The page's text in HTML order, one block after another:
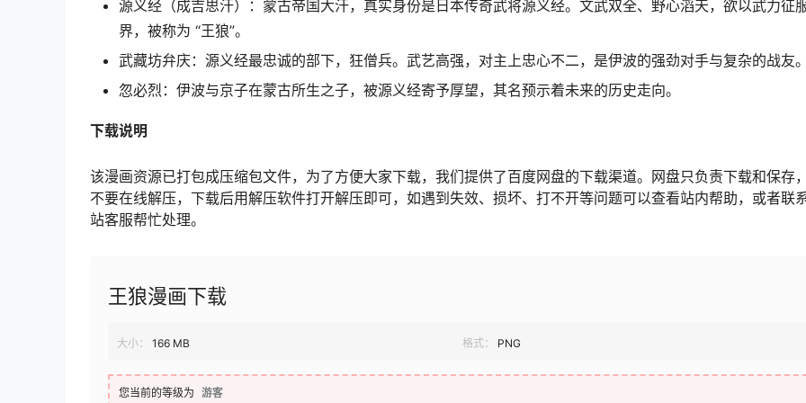
源义经（成吉思汗）：蒙古帝国大汗，真实身份是日本传奇武将源义经。文武双全、野心滔天，欲以武力征
界，被称为 “王狼”。
武藏坊弁庆：源义经最忠诚的部下，狂僧兵。武艺高强，对主上忠心不二，是伊波的强劲对手与复杂的战友。
忽必烈：伊波与京子在蒙古所生之子，被源义经寄予厚望，其名预示着未来的历史走向。
下载说明
该漫画资源已打包成压缩包文件，为了方便大家下载，我们提供了百度网盘的下载渠道。网盘只负责下载和保存
不要在线解压，下载后用解压软件打开解压即可，如遇到失效、损坏、打不开等问题可以查看站内帮助，或者联
站客服帮忙处理。
王狼漫画下载
大小： 166 MB 格式： PNG
您当前的等级为 游客